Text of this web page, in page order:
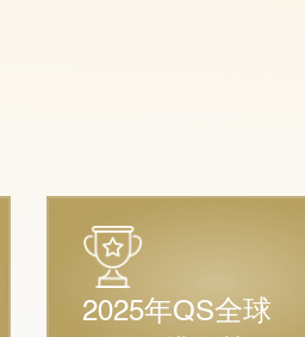
2025年QS全球